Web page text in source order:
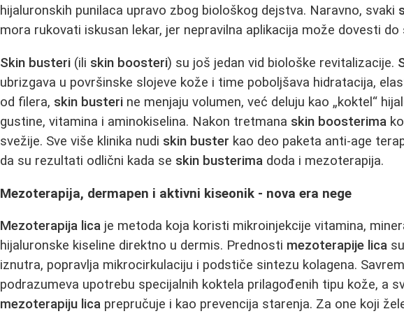
hijaluronskih punilaca upravo zbog biološkog dejstva. Naravno, svaki
mora rukovati iskusan lekar, jer nepravilna aplikacija može dovesti
Skin busteri (ili skin boosteri) su još jedan vid biološke revitalizacije.
ubrizgava u površinske slojeve kože i time poboljšava hidratacija,
od filera, skin busteri ne menjaju volumen, već deluju kao „koktel“
gustine, vitamina i aminokiselina. Nakon tretmana skin boosterima
svežije. Sve više klinika nudi skin buster kao deo paketa anti-age
da su rezultati odlični kada se skin busterima doda i mezoterapija.
Mezoterapija, dermapen i aktivni kiseonik - nova era nege
Mezoterapija lica je metoda koja koristi mikroinjekcije vitamina,
hijaluronske kiseline direktno u dermis. Prednosti mezoterapije lica
iznutra, popravlja mikrocirkulaciju i podstiče sintezu kolagena.
podrazumeva upotrebu specijalnih koktela prilagođenih tipu kože, a
mezoterapiju lica prepručuje i kao prevencija starenja. Za one koji